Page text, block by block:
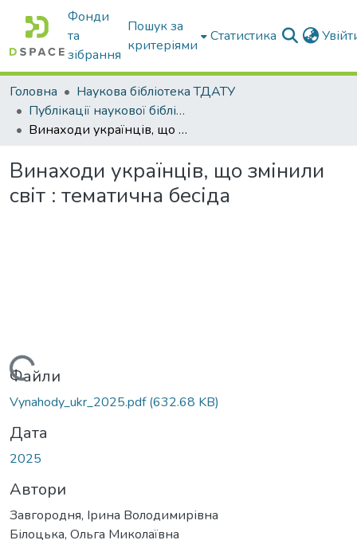
Фонди
та
зібрання
Пошук за
критеріями
Статистика
Головна
Наукова бібліотека ТДАТУ
Публікації наукової бібліотеки
Винаходи українців, що змінили світ : тематична бесіда
Винаходи українців, що змінили
світ : тематична бесіда
Вантажиться...
Файли
Vynahody_ukr_2025.pdf(632.68 KB)
Дата
2025
Автори
Завгородня, Ірина Володимирівна
Білоцька, Ольга Миколаївна